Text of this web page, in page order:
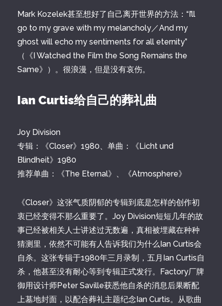
Mark Kozelek甚至想好了自己离开世界的方法：“I’ll
go to my grave with my melancholy／And my
ghost will echo my sentiments for all eternity”
（《I Watched the Film the Song Remains the
Same》）。很浪漫，但是没有哀伤。
Ian Curtis给自己的葬礼曲
Joy Division
专辑：《Closer》1980、单曲：《Licht und
Blindheit》1980
推荐单曲：《The Eternal》、《Atmosphere》
《Closer》这张气质阴郁的专辑到底是怎样的创作初
衷已经变得不那么重要了。Joy Division短短几年的故
事已经被相关人士讲述过无数遍，真相被埋藏在种种
猜测里，依然不可能有人告诉我们为什么Ian Curtis会
自杀。这张专辑于1980年三月录制，五月Ian Curtis自
杀，他甚至没有耐心等到专辑正式发行。Factory厂牌
御用设计师Peter Saville获悉他自杀的消息后果断配
上墓地封面，以配合葬礼主题纪念Ian Curtis。从歌曲